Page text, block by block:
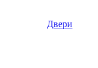
Двери